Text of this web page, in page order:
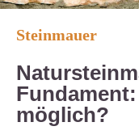
Steinmauer
möglich?